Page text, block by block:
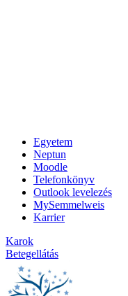
Egyetem
Neptun
Moodle
Telefonkönyv
Outlook levelezés
MySemmelweis
Karrier
Karok
Betegellátás